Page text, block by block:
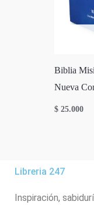
Biblia
Nueva
$ 25.000
Libreria 247
Inspiración,